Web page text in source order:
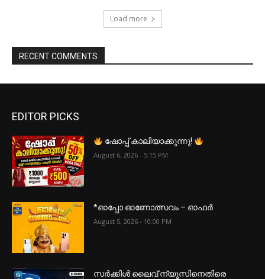
Load more
RECENT COMMENTS
EDITOR PICKS
ഷോപ്പ് കാലിയാക്കുന്നു!
August 6, 2026 - 5:15 PM
*ഓപ്പോ ഓണോത്സവം – ഓഫർ
August 5, 2026 - 10:00 PM
സർക്കിൾ ലൈവ് ന്യൂസിനെതിരെ